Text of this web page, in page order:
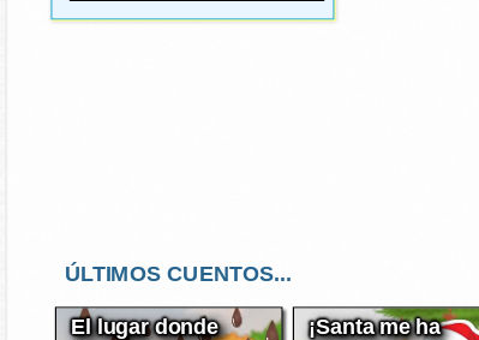
ÚLTIMOS CUENTOS...
El lugar donde
¡Santa me ha